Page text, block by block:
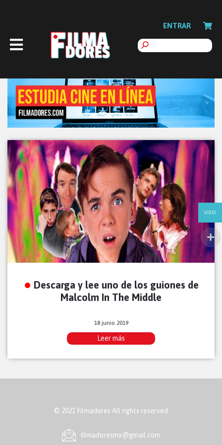
ENTRAR
Descarga y lee uno de los guiones de
Malcolm In The Middle
18 junio 2019
Leer más
© 2021 Filmadores All rights reserved
ﬁlmadoresmx@gmail.com
USD